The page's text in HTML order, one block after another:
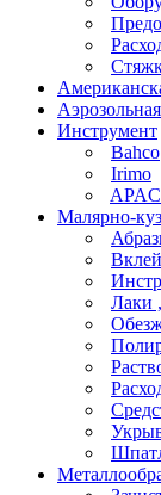
Инструмент
Bahco
Irimo
APAC
Малярно-
Лаки